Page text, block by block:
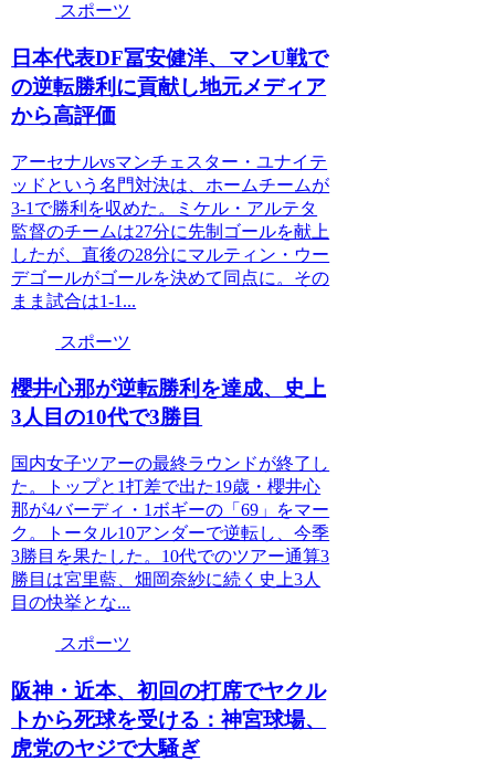
スポーツ
日本代表DF冨安健洋、マンU戦で
の逆転勝利に貢献し地元メディア
から高評価
アーセナルvsマンチェスター・ユナイテ
ッドという名門対決は、ホームチームが
3-1で勝利を収めた。ミケル・アルテタ
監督のチームは27分に先制ゴールを献上
したが、直後の28分にマルティン・ウー
デゴールがゴールを決めて同点に。その
まま試合は1-1...
スポーツ
櫻井心那が逆転勝利を達成、史上
3人目の10代で3勝目
国内女子ツアーの最終ラウンドが終了し
た。トップと1打差で出た19歳・櫻井心
那が4バーディ・1ボギーの「69」をマー
ク。トータル10アンダーで逆転し、今季
3勝目を果たした。10代でのツアー通算3
勝目は宮里藍、畑岡奈紗に続く史上3人
目の快挙とな...
スポーツ
阪神・近本、初回の打席でヤクル
トから死球を受ける：神宮球場、
虎党のヤジで大騒ぎ